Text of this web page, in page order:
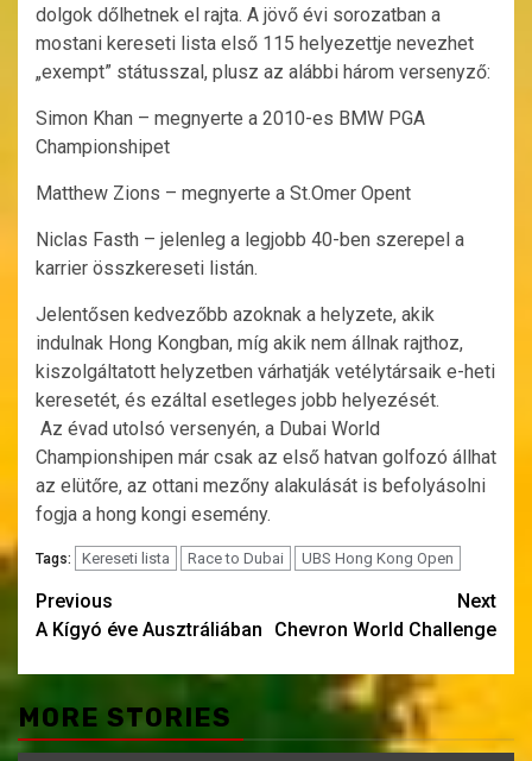
dolgok dőlhetnek el rajta. A jövő évi sorozatban a
mostani kereseti lista első 115 helyezettje nevezhet
„exempt” státusszal, plusz az alábbi három versenyző:
Simon Khan – megnyerte a 2010-es BMW PGA
Championshipet
Matthew Zions – megnyerte a St.Omer Opent
Niclas Fasth – jelenleg a legjobb 40-ben szerepel a
karrier összkereseti listán.
Jelentősen kedvezőbb azoknak a helyzete, akik
indulnak Hong Kongban, míg akik nem állnak rajthoz,
kiszolgáltatott helyzetben várhatják vetélytársaik e-heti
keresetét, és ezáltal esetleges jobb helyezését.
Az évad utolsó versenyén, a Dubai World
Championshipen már csak az első hatvan golfozó állhat
az elütőre, az ottani mezőny alakulását is befolyásolni
fogja a hong kongi esemény.
Tags: Kereseti lista Race to Dubai UBS Hong Kong Open
Post
navigation
Previous
A Kígyó éve Ausztráliában
Next
Chevron World Challenge
MORE STORIES